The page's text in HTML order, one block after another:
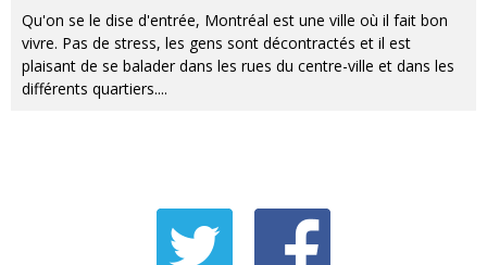
Qu'on se le dise d'entrée, Montréal est une ville où il fait bon
vivre. Pas de stress, les gens sont décontractés et il est
plaisant de se balader dans les rues du centre-ville et dans les
différents quartiers....